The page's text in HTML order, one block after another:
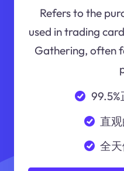
Refers to the
used in trading
Gathering, often
直
全